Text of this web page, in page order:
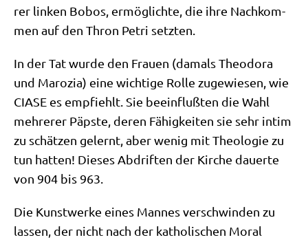
rer lin­ken Bobos, ermög­lich­te, die ihre Nach­kom­
men auf den Thron Petri setzten.
In der Tat wur­de den Frau­en (damals Theodo­ra
und Maro­zia) eine wich­ti­ge Rol­le zuge­wie­sen, wie
CIASE es emp­fiehlt. Sie beein­fluß­ten die Wahl
meh­re­rer Päp­ste, deren Fähig­kei­ten sie sehr intim
zu schät­zen gelernt, aber wenig mit Theo­lo­gie zu
tun hat­ten! Die­ses Abdrif­ten der Kir­che dau­er­te
von 904 bis 963.
Die Kunst­wer­ke eines Man­nes ver­schwin­den zu
las­sen, der nicht nach der katho­li­schen Moral